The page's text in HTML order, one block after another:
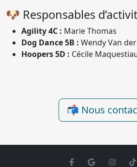
🐶 Responsables
Agility 4C : Marie Thomas
Dog Dance 5B : Wendy Van
Hoopers 5D : Cécile
📬 Nous